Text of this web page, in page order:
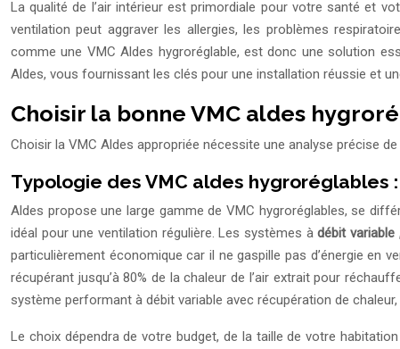
La qualité de l’air intérieur est primordiale pour votre santé et
ventilation peut aggraver les allergies, les problèmes
comme une VMC Aldes hygroréglable, est donc une solution
Aldes, vous fournissant les clés pour une installation réussie et
Choisir la bonne VMC aldes
Choisir la VMC Aldes appropriée nécessite une analyse précise
Typologie des VMC aldes
Aldes propose une large gamme de VMC hygroréglables, se
idéal pour une ventilation régulière. Les systèmes àdébit variable
particulièrement économique car il ne gaspille pas d’énergie en
récupérant jusqu’à 80% de la chaleur de l’air extrait pour
système performant à débit variable avec récupération de chaleur,
Le choix dépendra de votre budget, de la taille de votre